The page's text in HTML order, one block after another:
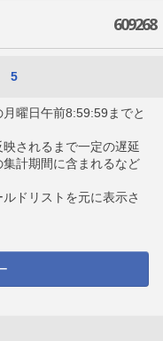
609268
5
曜日午前8:59:59までと
されるまで一定の遅延
計期間に含まれるなど
ドリストを元に表示さ